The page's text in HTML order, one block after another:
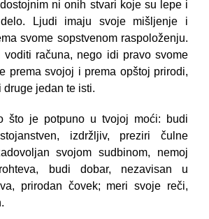
ni onih stvari koje su lepe i
Ljudi imaju svoje mišljenje i
svome sopstvenom raspoloženju.
voditi računa, nego idi pravo svome
prema svojoj i prema opštoj prirodi,
druge jedan te isti.
što je potpuno u tvojoj moći: budi
izdržljiv, preziri čulne
svojom sudbinom, nemoj
budi dobar, nezavisan u
prirodan čovek; meri svoje reči,